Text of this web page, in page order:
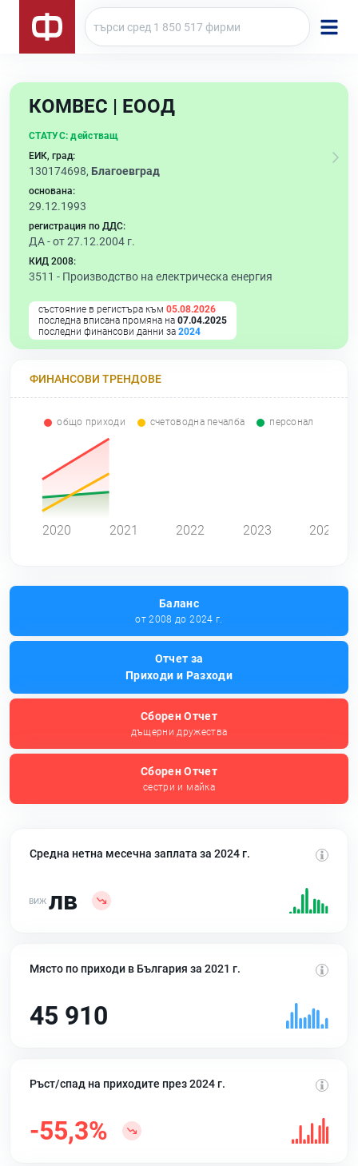
КОМВЕС | ЕООД
СТАТУС: действащ
ЕИК, град:
130174698, Благоевград
основана:
29.12.1993
регистрация по ДДС:
ДА - от 27.12.2004 г.
КИД 2008:
3511 - Производство на електрическа енергия
състояние в регистъра към 05.08.2026
последна вписана промяна на 07.04.2025
последни финансови данни за 2024
ФИНАНСОВИ ТРЕНДОВЕ
общо приходи счетоводна печалба персонал
2020 2021 2022 2023 2024
Баланс
от 2008 до 2024 г.
Отчет за
Приходи и Разходи
Сборен Отчет
дъщерни дружества
Сборен Отчет
сестри и майка
Средна нетна месечна заплата за 2024 г.
лв
Място по приходи в България за 2021 г.
45 910
Ръст/спад на приходите през 2024 г.
-55,3%